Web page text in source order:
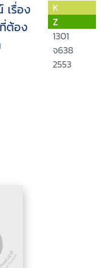
เรื่อง
ต้อง
K
Z
1301
จ638
2553